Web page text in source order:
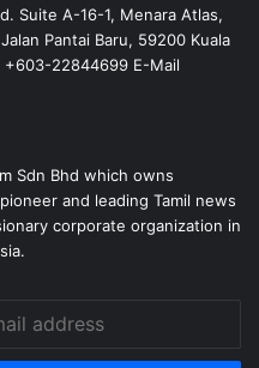
Suite A-16-1, Menara Atlas,
Pantai Baru, 59200 Kuala
22844699 E-Mail
Sdn Bhd which owns
and leading Tamil news
corporate organization in